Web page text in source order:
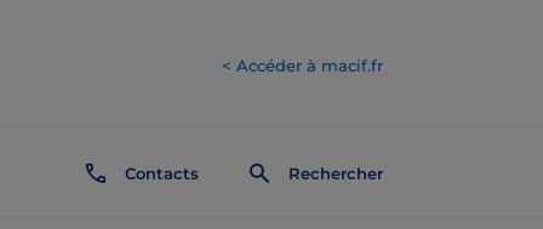
< Accéder à macif.fr
Contacts Rechercher